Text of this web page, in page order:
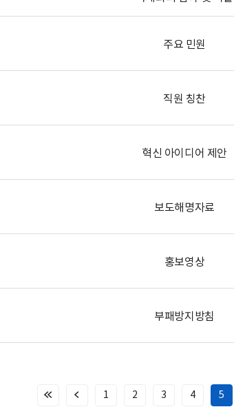
주요 민원
직원 칭찬
혁신 아이디어 제안
보도해명자료
홍보영상
부패방지방침
처
이
1 2 3 4 5